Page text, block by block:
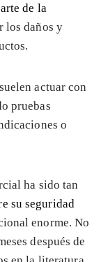
de la
los daños y
actuar con
pruebas
o
ha sido tan
su seguridad
enorme. No
después de